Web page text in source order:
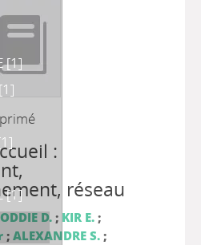
:
réseau
ODDIE D.; KIR E.;
; ALEXANDRE S.;
[1]
[1]
[1]